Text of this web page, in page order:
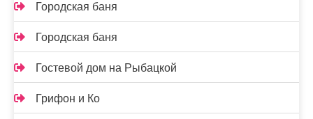
Городская баня
Городская баня
Гостевой дом на Рыбацкой
Грифон и Ко